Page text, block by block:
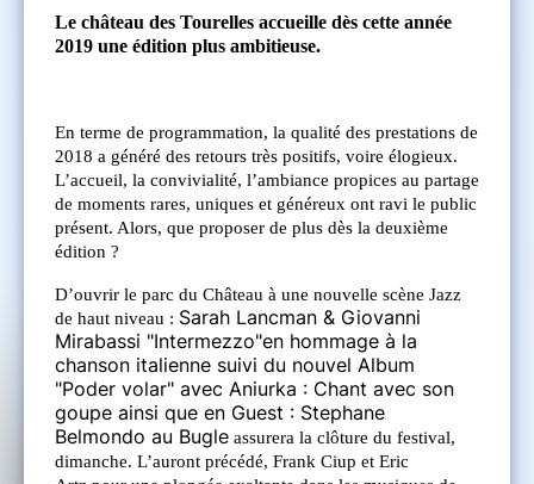
Le château des Tourelles accueille dès cette année
2019 une édition plus ambitieuse.
En terme de programmation, la qualité des prestations de
2018 a généré des retours très positifs, voire élogieux.
L’accueil, la convivialité, l’ambiance propices au partage
de moments rares, uniques et généreux ont ravi le public
présent. Alors, que proposer de plus dès la deuxième
édition ?
D’ouvrir le parc du Château à une nouvelle scène Jazz
de haut niveau : Sarah Lancman & Giovanni
Mirabassi "Intermezzo"en hommage à la
chanson italienne suivi du nouvel Album
"Poder volar" avec Aniurka : Chant avec son
goupe ainsi que en Guest : Stephane
Belmondo au Bugle assurera la clôture du festival,
dimanche. L’auront précédé, Frank Ciup et Eric